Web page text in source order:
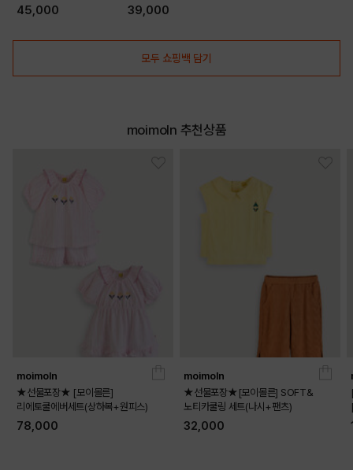
여름]
45,000
[26 여름]
39,000
모두 쇼핑백 담기
moimoln 추천상품
moimoln
★선물포장★ [모이몰른]
리에토쿨에버세트(상하복+원피스)
78,000
moimoln
★선물포장★[모이몰른] SOFT&
노티카쿨링 세트(나시+팬츠)
32,000